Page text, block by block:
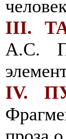
III.
А.С.
IV.